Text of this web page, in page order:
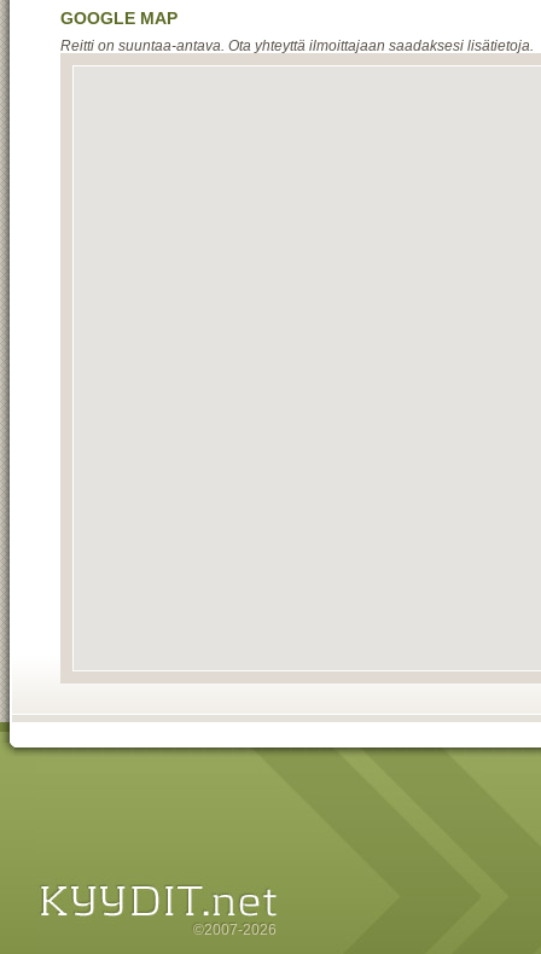
GOOGLE MAP
Reitti on suuntaa-antava. Ota yhteyttä ilmoittajaan saadaksesi lisätietoja.
©2007-2026